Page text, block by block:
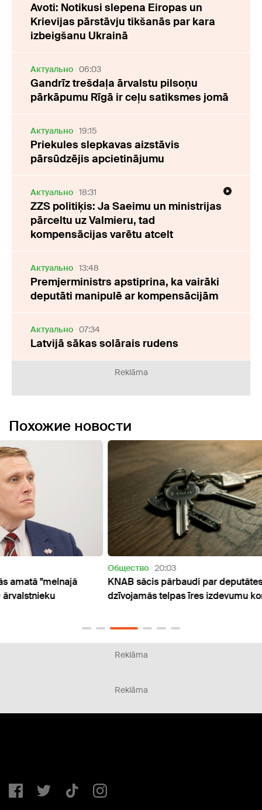
Avoti: Notikusi slepena Eiropas un
Krievijas pārstāvju tikšanās par kara
izbeigšanu Ukrainā
Актуально 06:03
Gandrīz trešdaļa ārvalstu pilsoņu
pārkāpumu Rīgā ir ceļu satiksmes jomā
Актуально 19:15
Priekules slepkavas aizstāvis
pārsūdzējis apcietinājumu
Актуально 18:31
ZZS politiķis: Ja Saeimu un ministrijas
pārceltu uz Valmieru, tad
kompensācijas varētu atcelt
Актуально 13:48
Premjerministrs apstiprina, ka vairāki
deputāti manipulē ar kompensācijām
Актуально 07:34
Latvijā sākas solārais rudens
Reklāma
Похожие новости
KNAB sācis pārbaudi par deputātes Rasimas
dzīvojamās telpas īres izdevumu kompensāciju
Reklāma
Reklāma